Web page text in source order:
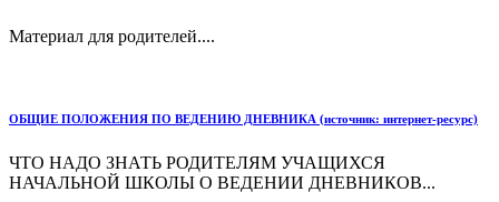
Материал для родителей....
ОБЩИЕ ПОЛОЖЕНИЯ ПО ВЕДЕНИЮ ДНЕВНИКА (источник: интернет-ресурс)
ЧТО НАДО ЗНАТЬ РОДИТЕЛЯМ УЧАЩИХСЯ
НАЧАЛЬНОЙ ШКОЛЫ О ВЕДЕНИИ ДНЕВНИКОВ...